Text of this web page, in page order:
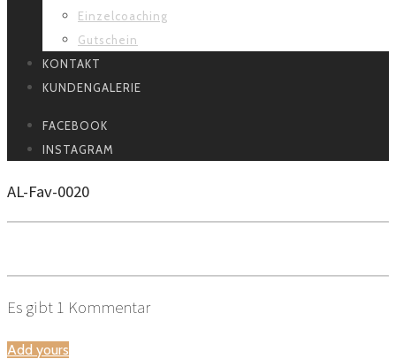
Einzelcoaching
Gutschein
KONTAKT
KUNDENGALERIE
FACEBOOK
INSTAGRAM
AL-Fav-0020
Es gibt 1 Kommentar
Add yours